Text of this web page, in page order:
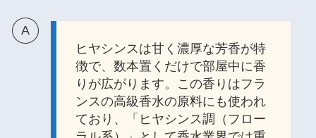
ヒヤシンスは甘く濃厚な芳香が特
徴で、数本置くだけで部屋中に香
りが広がります。この香りはフラ
ンスの高級香水の原料にも使われ
ており、「ヒヤシンス調（フロー